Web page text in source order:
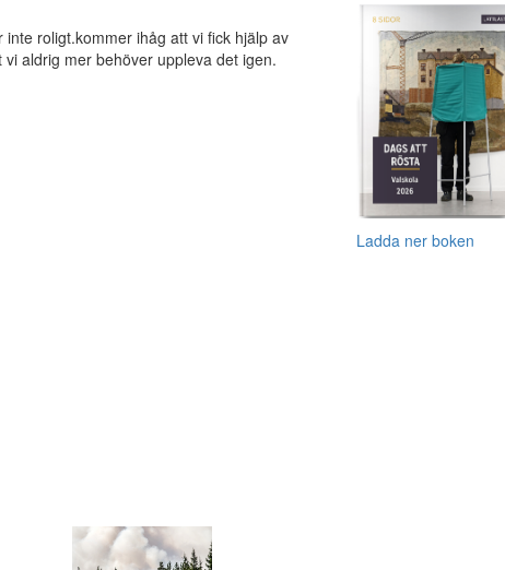
roligt.kommer ihåg att vi fick hjälp av
aldrig mer behöver uppleva det igen.
Ladda ner boken